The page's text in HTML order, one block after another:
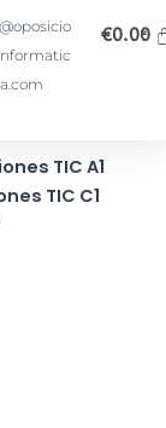
a.com
€0.00
TIC A1
TIC C1